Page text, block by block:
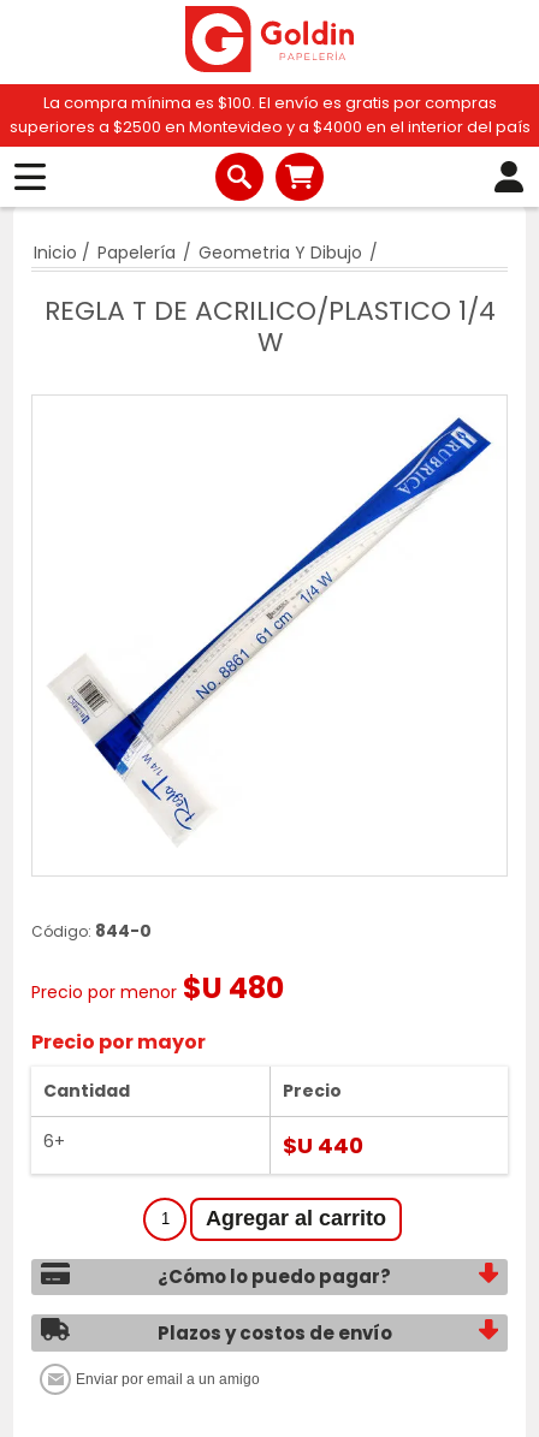
La compra mínima es $100. El envío es gratis por compras
superiores a $2500 en Montevideo y a $4000 en el interior del país
Inicio / Papelería / Geometria Y Dibujo /
REGLA T DE ACRILICO/PLASTICO 1/4
W
Código: 844-0
Precio por menor $U 480
Precio por mayor
Cantidad
6+
Precio
$U 440
¿Cómo lo puedo pagar?
Plazos y costos de envío